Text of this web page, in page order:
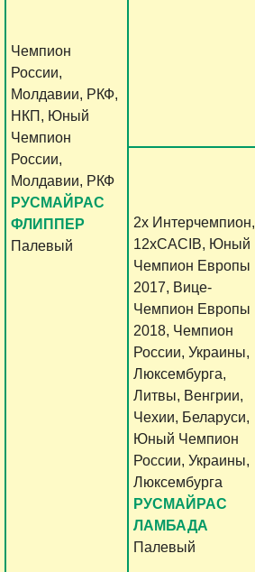
Чемпион
России,
Молдавии, РКФ,
НКП, Юный
Чемпион
России,
Молдавии, РКФ
РУСМАЙРАС
ФЛИППЕР
Палевый
2х Интерчемпион,
12хCACIB, Юный
Чемпион Европы
2017, Вице-
Чемпион Европы
2018, Чемпион
России, Украины,
Люксембурга,
Литвы, Венгрии,
Чехии, Беларуси,
Юный Чемпион
России, Украины,
Люксембурга
РУСМАЙРАС
ЛАМБАДА
Палевый